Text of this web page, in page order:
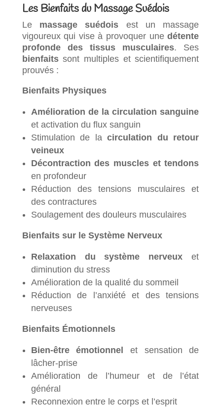
Les Bienfaits du Massage Suédois
Le massage suédois est un massage
vigoureux qui vise à provoquer unedétente
profonde des tissus musculaires. Ses
bienfaitssont multiples et scientifiquement
prouvés :
Bienfaits Physiques
Amélioration de la circulation sanguine
et activation du flux sanguin
Stimulation de lacirculation du retour
veineux
Décontraction des muscles et tendons
en profondeur
Réduction des tensions musculaires et
des contractures
Soulagement des douleurs musculaires
Bienfaits sur le Système Nerveux
Relaxation du système nerveux et
diminution du stress
Amélioration de la qualité du sommeil
Réduction de l’anxiété et des tensions
nerveuses
Bienfaits Émotionnels
Bien-être émotionnel
et sensation de
lâcher-prise
Amélioration de l’humeur et de l’état
général
Reconnexion entre le corps et l’esprit